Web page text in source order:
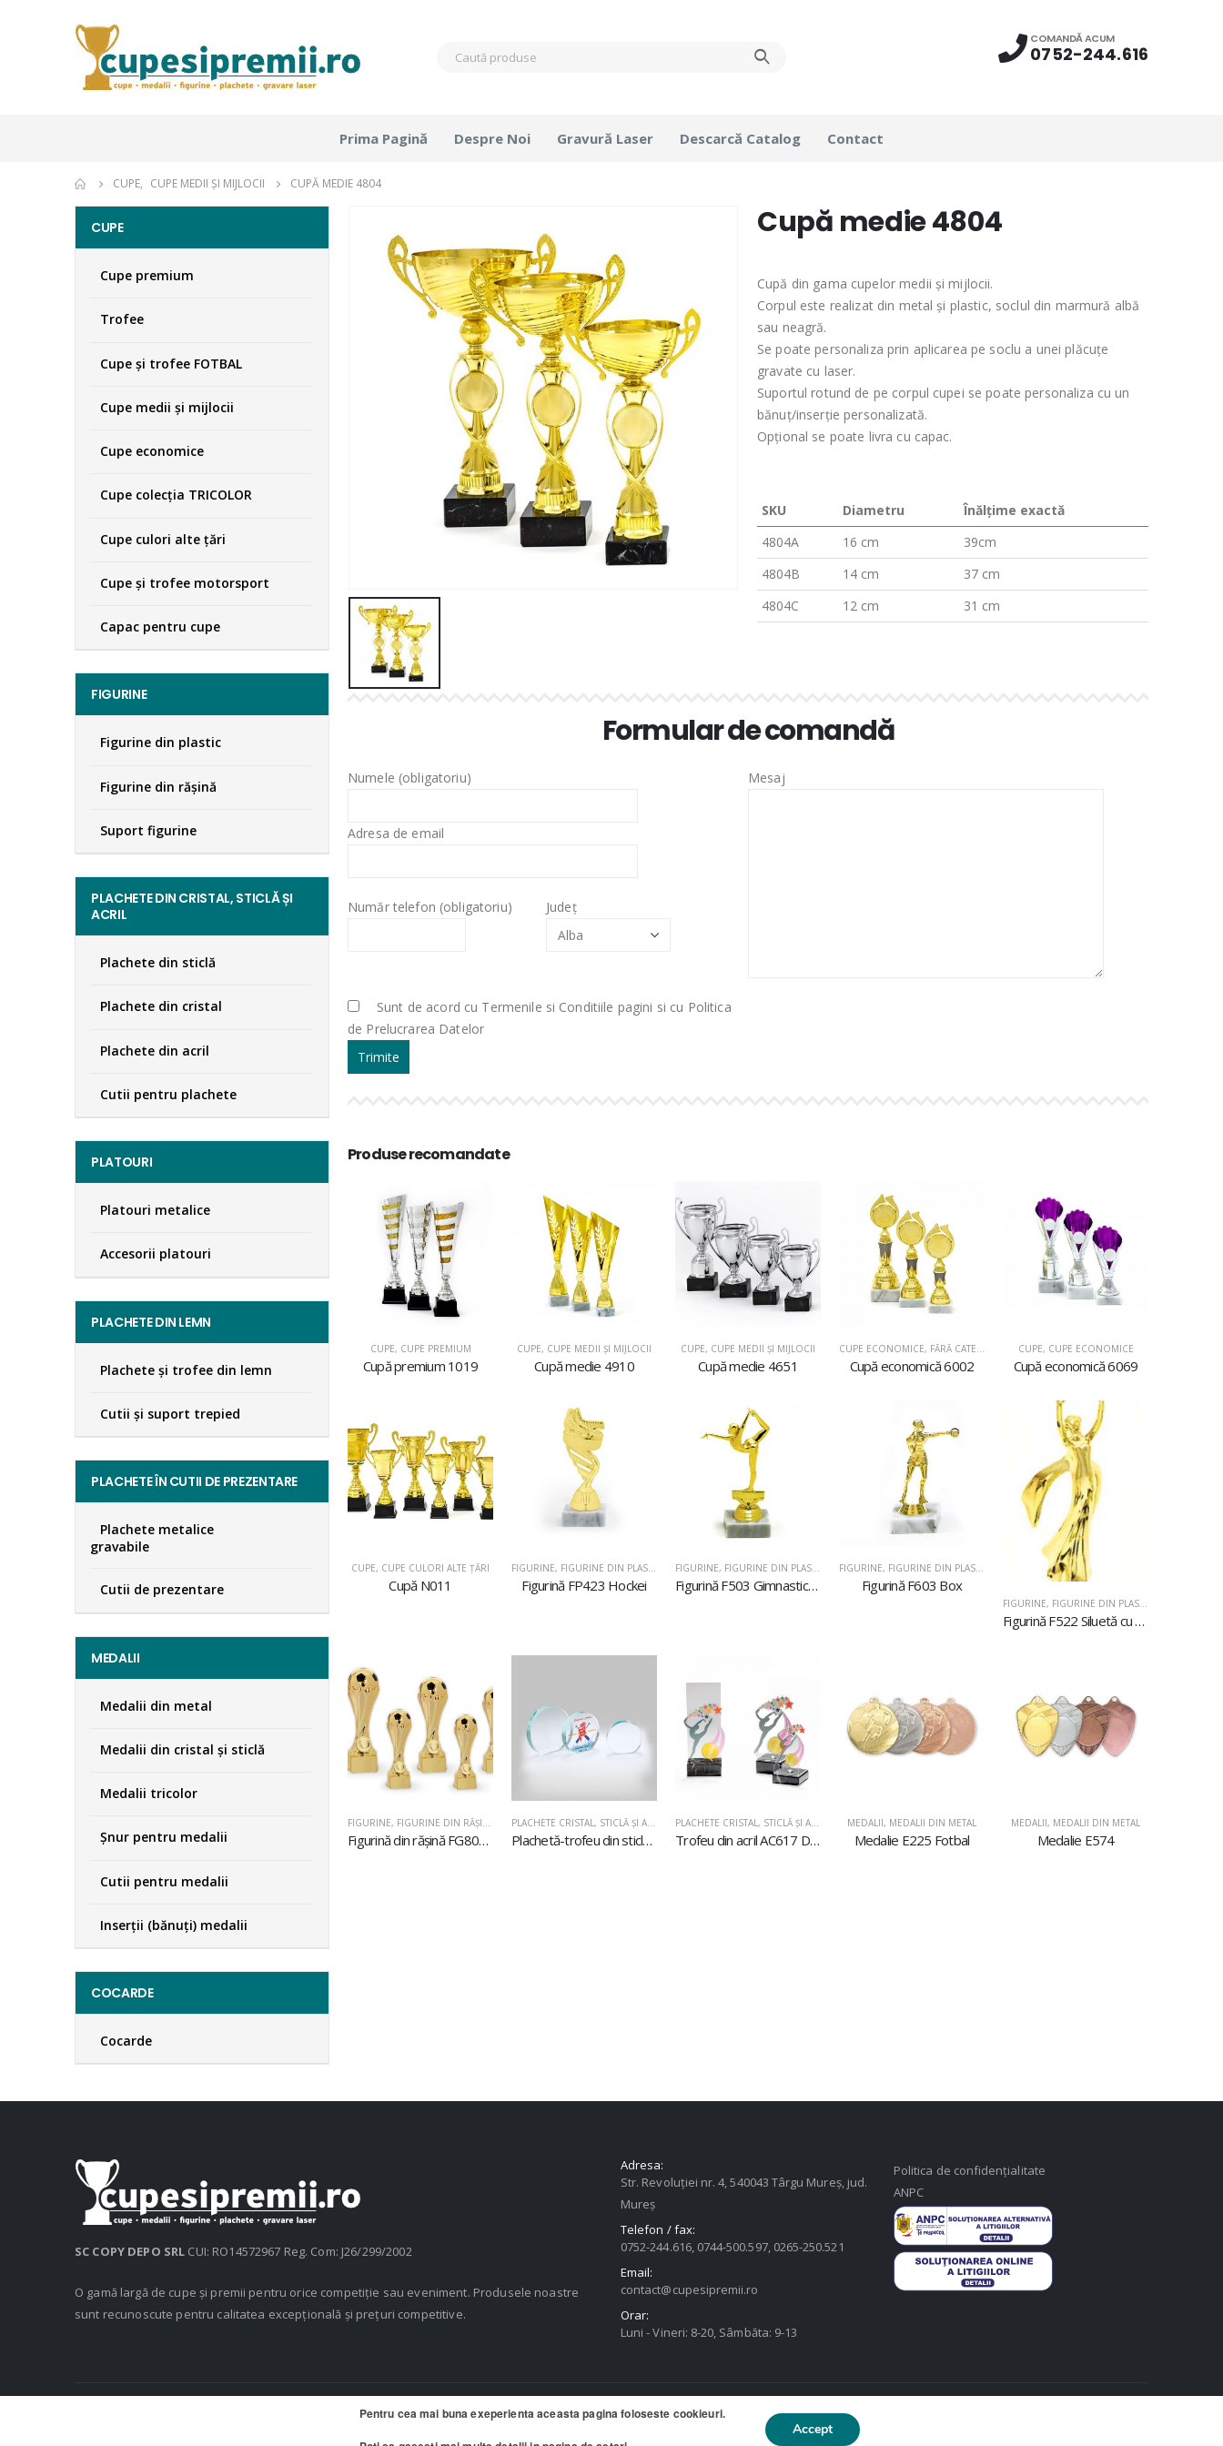
COMANDĂ ACUM
0752-244.616
Prima Pagină Despre Noi Gravură Laser Descarcă Catalog Contact
CUPE, CUPE MEDII ŞI MIJLOCII CUPĂ MEDIE 4804
Cupă medie 4804
Cupă din gama cupelor medii și mijlocii.
Corpul este realizat din metal și plastic, soclul din marmură albă
sau neagră.
Se poate personaliza prin aplicarea pe soclu a unei plăcuțe
gravate cu laser.
Suportul rotund de pe corpul cupei se poate personaliza cu un
bănuț/inserție personalizată.
Opțional se poate livra cu capac.
SKU Diametru
Înălţime exactă
4804A
16 cm
39cm
4804B
14 cm
37 cm
4804C
12 cm 31 cm
Formular de comandă
Numele (obligatoriu)
Adresa de email
Număr telefon (obligatoriu) Județ
Mesaj
Sunt de acord cu Termenile si Conditiile pagini si cu Politica
de Prelucrarea Datelor
Produse recomandate
CUPE, CUPE PREMIUM
Cupă premium 1019
CUPE, CUPE MEDII ŞI MIJLOCII
Cupă medie 4910
CUPE, CUPE MEDII ŞI MIJLOCII
Cupă medie 4651
CUPE ECONOMICE, FĂRĂ CATEGORIE
Cupă economică 6002
CUPE, CUPE ECONOMICE
Cupă economică 6069
CUPE, CUPE CULORI ALTE ȚĂRI
Cupă N011
FIGURINE, FIGURINE DIN PLASTIC
Figurină FP423 Hockei
FIGURINE, FIGURINE DIN PLASTIC
Figurină F503 Gimnastică ritmică
FIGURINE, FIGURINE DIN PLASTIC
Figurină F603 Box
FIGURINE, FIGURINE DIN PLASTIC
Figurină F522 Siluetă cu stea
FIGURINE, FIGURINE DIN RĂŞINĂ
Figurină din rășină FG801 Fotbal
PLACHETE CRISTAL, STICLĂ ŞI ACRIL PLACHETE DIN STICLĂ
Plachetă-trofeu din sticlă U611
PLACHETE CRISTAL, STICLĂ ŞI ACRIL PLACHETE DIN ACRIL
Trofeu din acril AC617 Dans
MEDALII, MEDALII DIN METAL
Medalie E225 Fotbal
MEDALII, MEDALII DIN METAL
Medalie E574
CUPE
Cupe premium
Trofee
Cupe şi trofee FOTBAL
Cupe medii şi mijlocii
Cupe economice
Cupe colecţia TRICOLOR
Cupe culori alte țări
Cupe și trofee motorsport
Capac pentru cupe
FIGURINE
Figurine din plastic
Figurine din răşină
Suport figurine
PLACHETE DIN CRISTAL, STICLĂ ȘI
ACRIL
Plachete din sticlă
Plachete din cristal
Plachete din acril
Cutii pentru plachete
PLATOURI
Platouri metalice
Accesorii platouri
PLACHETE DIN LEMN
Plachete şi trofee din lemn
Cutii și suport trepied
PLACHETE ÎN CUTII DE PREZENTARE
Plachete metalice
gravabile
Cutii de prezentare
MEDALII
Medalii din metal
Medalii din cristal şi sticlă
Medalii tricolor
Şnur pentru medalii
Cutii pentru medalii
Inserţii (bănuţi) medalii
COCARDE
Cocarde
SC COPY DEPO SRL CUI: RO14572967 Reg. Com: J26/299/2002
O gamă largă de cupe și premii pentru orice competiție sau eveniment. Produsele noastre
sunt recunoscute pentru calitatea excepțională și prețuri competitive.
Adresa:
Str. Revoluției nr. 4, 540043 Târgu Mureș, jud.
Mureș
Telefon / fax:
0752-244.616, 0744-500.597, 0265-250.521
Email:
contact@cupesipremii.ro
Orar:
Luni - Vineri: 8-20, Sâmbăta: 9-13
Politica de confidențialitate
ANPC
Pentru cea mai buna exeperienta aceasta pagina foloseste cookieuri.
Accept